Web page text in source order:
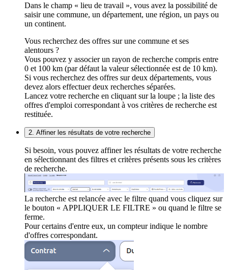
Dans le champ « lieu de travail », vous avez la possibilité de
saisir une commune, un département, une région, un pays ou
un continent.
Vous recherchez des offres sur une commune et ses
alentours ?
Vous pouvez y associer un rayon de recherche compris entre
0 et 100 km (par défaut la valeur sélectionnée est de 10 km).
Si vous recherchez des offres sur deux départements, vous
devez alors effectuer deux recherches séparées.
Lancez votre recherche en cliquant sur la loupe ; la liste des
offres d'emploi correspondant à vos critères de recherche est
restituée.
2. Affiner les résultats de votre recherche
Si besoin, vous pouvez affiner les résultats de votre recherche
en sélectionnant des filtres et critères présents sous les critères
de recherche.
La recherche est relancée avec le filtre quand vous cliquez sur
le bouton « APPLIQUER LE FILTRE » ou quand le filtre se
ferme.
Pour certains d'entre eux, un compteur indique le nombre
d'offres correspondant.